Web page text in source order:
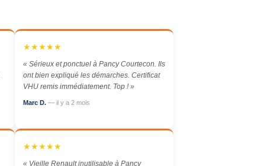
★★★★★
« Sérieux et ponctuel à Pancy Courtecon. Ils
ont bien expliqué les démarches. Certificat
VHU remis immédiatement. Top ! »
Marc D. — il y a 2 mois
★★★★★
« Vieille Renault inutilisable à Pancy